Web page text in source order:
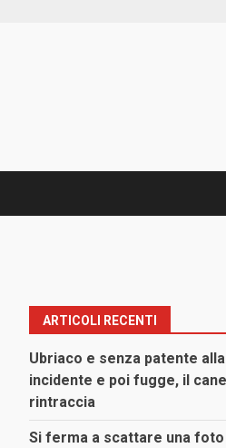
ARTICOLI RECENTI
Ubriaco e senza patente
incidente e poi fugge, il
rintraccia
Si ferma a scattare una foto